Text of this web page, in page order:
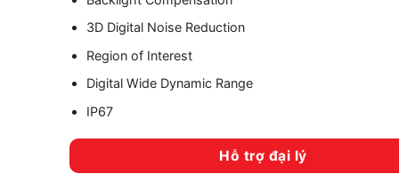
3D Digital Noise Reduction
Region of Interest
Digital Wide Dynamic Range
IP67
Hỗ trợ đại lý